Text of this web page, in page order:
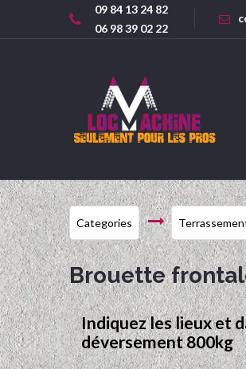
09 84 13 24 82
06 98 39 02 22
Categories
Brouette
Indiquez les lieux et
déversement 800kg